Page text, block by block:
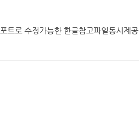
트로 수정가능한 한글참고파일동시제공